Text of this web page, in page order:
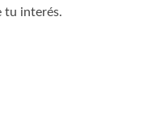
tu interés.